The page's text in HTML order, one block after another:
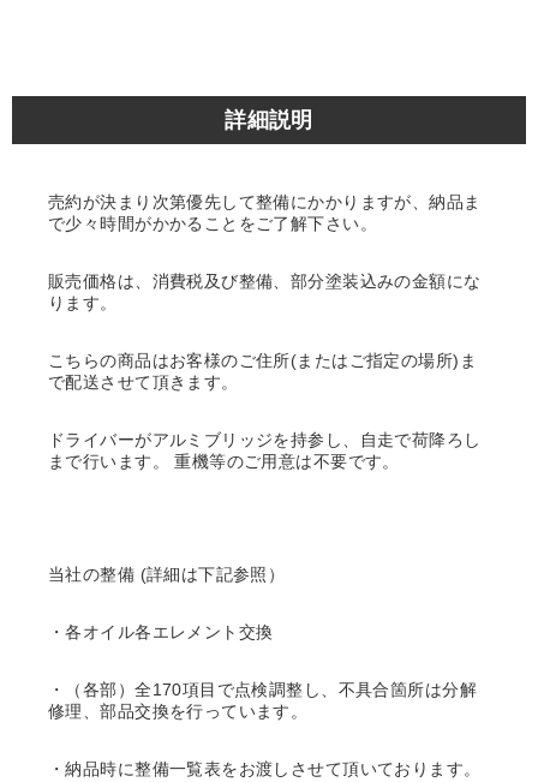
詳細説明
売約が決まり次第優先して整備にかかりますが、納品ま
で少々時間がかかることをご了解下さい。
販売価格は、消費税及び整備、部分塗装込みの金額にな
ります。
こちらの商品はお客様のご住所(またはご指定の場所)ま
で配送させて頂きます。
ドライバーがアルミブリッジを持参し、自走で荷降ろし
まで行います。 重機等のご用意は不要です。
当社の整備 (詳細は下記参照）
・各オイル各エレメント交換
・（各部）全170項目で点検調整し、不具合箇所は分解
修理、部品交換を行っています。
・納品時に整備一覧表をお渡しさせて頂いております。